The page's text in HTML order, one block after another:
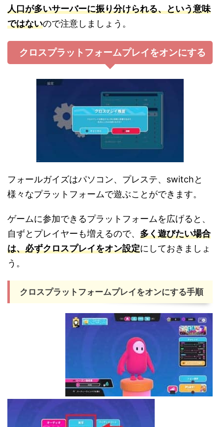
人口が多いサーバーに振り分けられる、という意味
ではないので注意しましょう。
クロスプラットフォームプレイをオンにする
フォールガイズはパソコン、プレステ、switchと
様々なプラットフォームで遊ぶことができます。
ゲームに参加できるプラットフォームを広げると、
自ずとプレイヤーも増えるので、 多く遊びたい場合
は、必ずクロスプレイをオン設定にしておきましょ
う。
クロスプラットフォームプレイをオンにする手順